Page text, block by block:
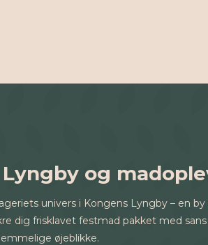
og
univers i Kongens Lyngby – en
dig frisklavet festmad pakket med
øjeblikke.